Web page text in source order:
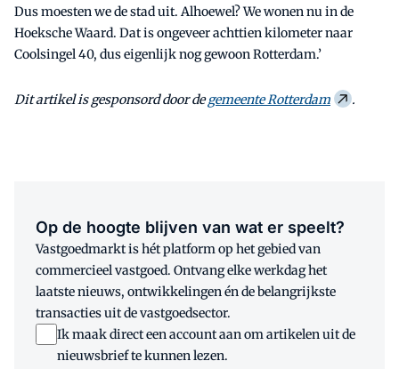
Dus moesten we de stad uit. Alhoewel? We wonen nu in de
Hoeksche Waard. Dat is ongeveer achttien kilometer naar
Coolsingel 40, dus eigenlijk nog gewoon Rotterdam.’
Dit artikel is gesponsord door degemeente Rotterdam .
Op de hoogte blijven van wat er speelt?
Vastgoedmarkt is hét platform op het gebied van
commercieel vastgoed. Ontvang elke werkdag het
laatste nieuws, ontwikkelingen én de belangrijkste
transacties uit de vastgoedsector.
Ik maak direct een account aan om artikelen uit de
nieuwsbrief te kunnen lezen.